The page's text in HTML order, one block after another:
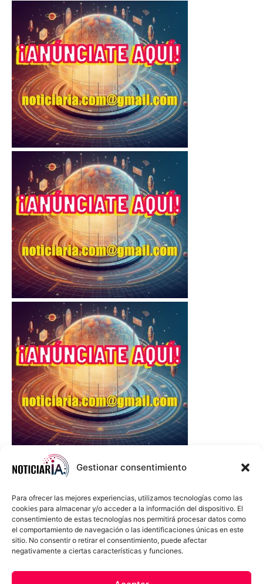
Gestionar consentimiento
Para ofrecer las mejores experiencias, utilizamos tecnologías como las
cookies para almacenar y/o acceder a la información del dispositivo. El
consentimiento de estas tecnologías nos permitirá procesar datos como
el comportamiento de navegación o las identificaciones únicas en este
sitio. No consentir o retirar el consentimiento, puede afectar
negativamente a ciertas características y funciones.
Política de cookies